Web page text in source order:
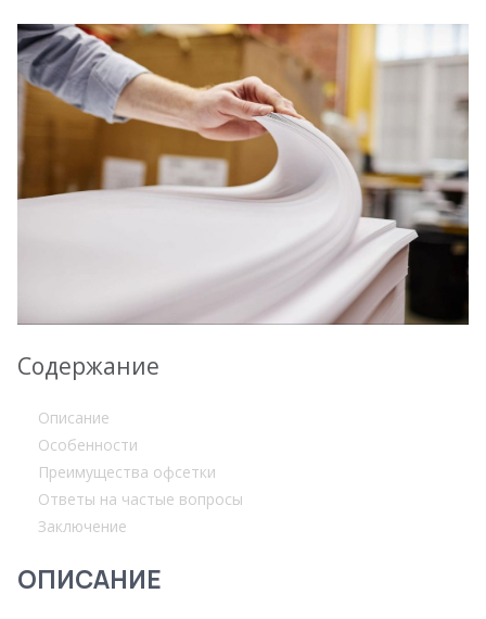
Содержание
Описание
Особенности
Преимущества офсетки
Ответы на частые вопросы
Заключение
ОПИСАНИЕ